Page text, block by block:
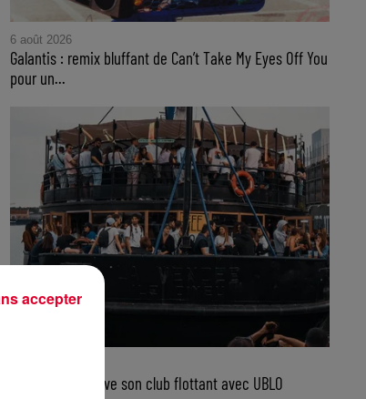
6 août 2026
Galantis : remix bluffant de Can’t Take My Eyes Off You
pour un...
Bordeaux retrouve son club flottant avec UBLO
accepter